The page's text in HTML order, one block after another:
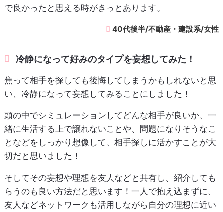
で良かったと思える時がきっとあります。
40代後半/不動産・建設系/女性
冷静になって好みのタイプを妄想してみた！
焦って相手を探しても後悔してしまうかもしれないと思
い、冷静になって妄想してみることにしました！
頭の中でシミュレーションしてどんな相手が良いか、一
緒に生活する上で譲れないことや、問題になりそうなこ
となどをしっかり想像して、相手探しに活かすことが大
切だと思いました！
そしてその妄想や理想を友人などと共有し、紹介しても
らうのも良い方法だと思います！一人で抱え込まずに、
友人などネットワークも活用しながら自分の理想に近い